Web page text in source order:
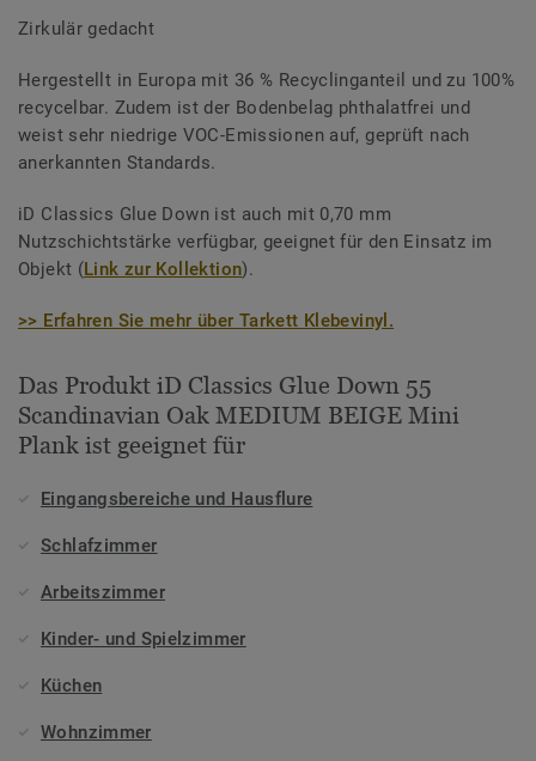
Zirkulär gedacht
Hergestellt in Europa mit 36 % Recyclinganteil und zu 100%
recycelbar. Zudem ist der Bodenbelag phthalatfrei und
weist sehr niedrige VOC-Emissionen auf, geprüft nach
anerkannten Standards.
iD Classics Glue Down ist auch mit 0,70 mm
Nutzschichtstärke verfügbar, geeignet für den Einsatz im
Objekt (Link zur Kollektion).
>> Erfahren Sie mehr über Tarkett Klebevinyl.
Das Produkt iD Classics Glue Down 55
Scandinavian Oak MEDIUM BEIGE Mini
Plank ist geeignet für
Eingangsbereiche und Hausflure
Schlafzimmer
Arbeitszimmer
Kinder- und Spielzimmer
Küchen
Wohnzimmer